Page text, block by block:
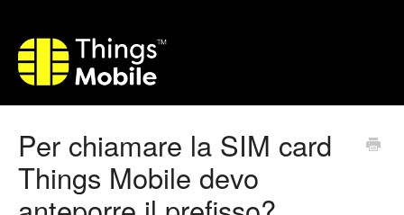
Per chiamare la SIM card
Things Mobile devo